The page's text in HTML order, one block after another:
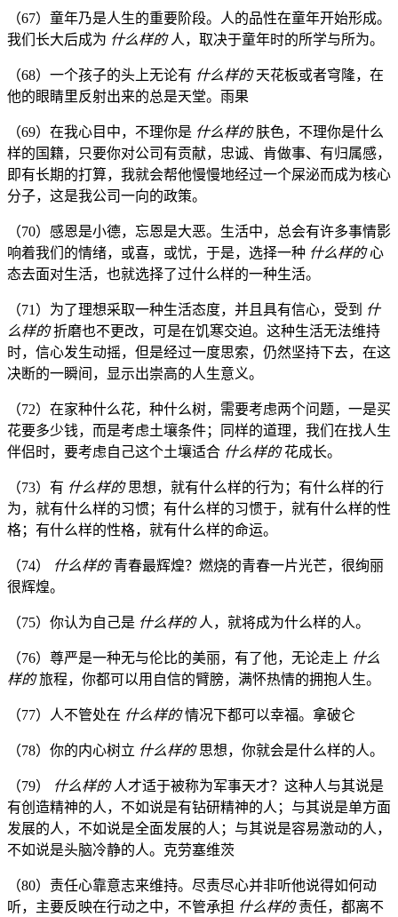
（67）童年乃是人生的重要阶段。人的品性在童年开始形成。
我们长大后成为 什么样的 人，取决于童年时的所学与所为。
（68）一个孩子的头上无论有 什么样的天花板或者穹隆，在
他的眼睛里反射出来的总是天堂。雨果
（69）在我心目中，不理你是 什么样的肤色，不理你是什么
样的国籍，只要你对公司有贡献，忠诚、肯做事、有归属感，
即有长期的打算，我就会帮他慢慢地经过一个屎泌而成为核心
分子，这是我公司一向的政策。
（70）感恩是小德，忘恩是大恶。生活中，总会有许多事情影
响着我们的情绪，或喜，或忧，于是，选择一种 什么样的心
态去面对生活，也就选择了过什么样的一种生活。
（71）为了理想采取一种生活态度，并且具有信心，受到 什
么样的折磨也不更改，可是在饥寒交迫。这种生活无法维持
时，信心发生动摇，但是经过一度思索，仍然坚持下去，在这
决断的一瞬间，显示出崇高的人生意义。
（72）在家种什么花，种什么树，需要考虑两个问题，一是买
花要多少钱，而是考虑土壤条件；同样的道理，我们在找人生
伴侣时，要考虑自己这个土壤适合 什么样的花成长。
（73）有 什么样的思想，就有什么样的行为；有什么样的行
为，就有什么样的习惯；有什么样的习惯于，就有什么样的性
格；有什么样的性格，就有什么样的命运。
（74） 什么样的青春最辉煌？燃烧的青春一片光芒，很绚丽
很辉煌。
（75）你认为自己是 什么样的 人，就将成为什么样的人。
（76）尊严是一种无与伦比的美丽，有了他，无论走上 什么
样的旅程，你都可以用自信的臂膀，满怀热情的拥抱人生。
（77）人不管处在 什么样的情况下都可以幸福。拿破仑
（78）你的内心树立 什么样的思想，你就会是什么样的人。
（79） 什么样的 人才适于被称为军事天才？这种人与其说是
有创造精神的人，不如说是有钻研精神的人；与其说是单方面
发展的人，不如说是全面发展的人；与其说是容易激动的人，
不如说是头脑冷静的人。克劳塞维茨
（80）责任心靠意志来维持。尽责尽心并非听他说得如何动
听，主要反映在行动之中，不管承担 什么样的责任，都离不